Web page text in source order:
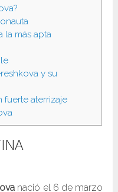
la más apta
y su
fuerte aterrizaje
nació el 6 de marzo